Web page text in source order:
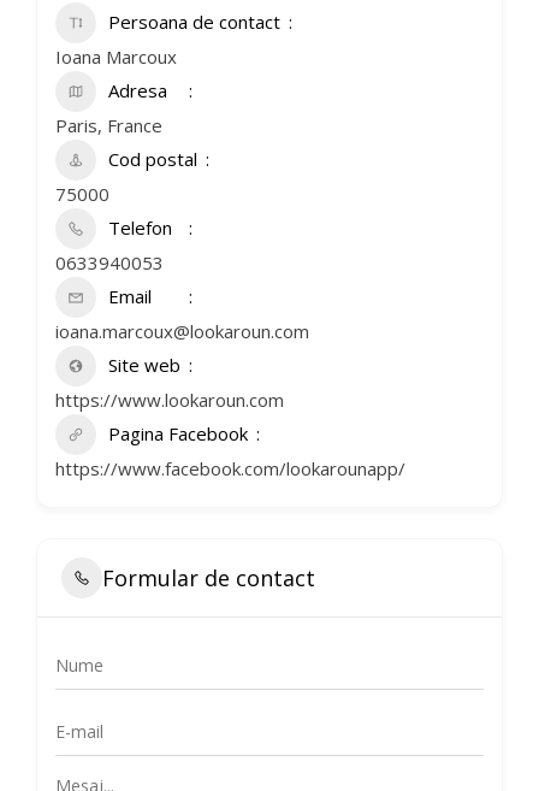
Persoana de contact
Ioana Marcoux
Adresa
Paris, France
Cod postal
75000
Telefon
0633940053
Email
ioana.marcoux@lookaroun.com
Site web
https://www.lookaroun.com
Pagina Facebook
https://www.facebook.com/lookarounapp/
Formular de contact